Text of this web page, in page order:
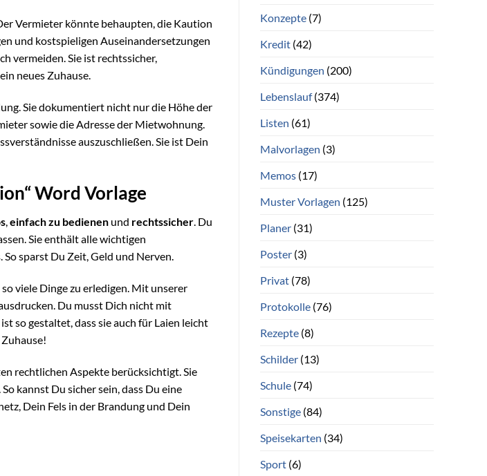
Vermieter könnte behaupten, die Kaution
und kostspieligen Auseinandersetzungen
vermeiden. Sie ist rechtssicher,
neues Zuhause.
Sie dokumentiert nicht nur die Höhe der
sowie die Adresse der Mietwohnung.
auszuschließen. Sie ist Dein
Word Vorlage
,einfach zu bedienen und rechtssicher. Du
Sie enthält alle wichtigen
sparst Du Zeit, Geld und Nerven.
viele Dinge zu erledigen. Mit unserer
Du musst Dich nicht mit
so gestaltet, dass sie auch für Laien leicht
rechtlichen Aspekte berücksichtigt. Sie
kannst Du sicher sein, dass Du eine
Dein Fels in der Brandung und Dein
Konzepte(7)
Kredit(42)
Kündigungen (200)
Lebenslauf(374)
Listen (61)
Malvorlagen (3)
Memos(17)
Muster Vorlagen (125)
Planer(31)
Poster(3)
Privat(78)
Protokolle(76)
Rezepte(8)
Schilder(13)
Schule(74)
Sonstige(84)
Speisekarten (34)
Sport(6)